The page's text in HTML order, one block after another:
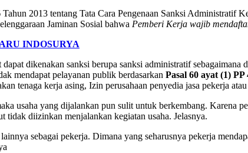
2013 tentang Tata Cara Pengenaan Sanksi Administratif
Jaminan Sosial bahwa Pemberi Kerja wajib
INDOSURYA
dikenakan sanksi berupa sanksi administratif
mendapat pelayanan publik berdasarkan Pasal 60 ayat (1) PP
tenaga kerja asing, Izin perusahaan penyedia jasa pekerja
usaha yang dijalankan pun sulit untuk berkembang. Karena
tidak diizinkan menjalankan kegiatan usaha. Jelasnya.
sebagai pekerja. Dimana yang seharusnya pekerja